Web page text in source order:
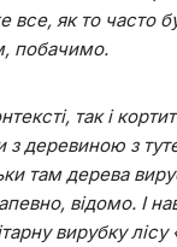
все, як то часто
побачимо.
так і
з деревиною з
там дерева
відомо. І
вирубку лісу